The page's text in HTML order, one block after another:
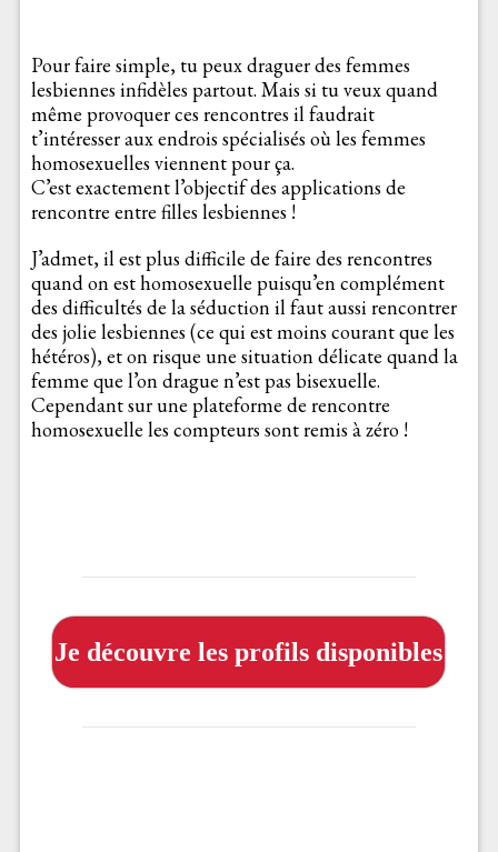
Pour faire simple, tu peux draguer des femmes
lesbiennes infidèles partout. Mais si tu veux quand
même provoquer ces rencontres il faudrait
t’intéresser aux endrois spécialisés où les femmes
homosexuelles viennent pour ça.
C’est exactement l’objectif des applications de
rencontre entre filles lesbiennes !
J’admet, il est plus difficile de faire des rencontres
quand on est homosexuelle puisqu’en complément
des difficultés de la séduction il faut aussi rencontrer
des jolie lesbiennes (ce qui est moins courant que les
hétéros), et on risque une situation délicate quand la
femme que l’on drague n’est pas bisexuelle.
Cependant sur une plateforme de rencontre
homosexuelle les compteurs sont remis à zéro !
Je découvre les profils disponibles